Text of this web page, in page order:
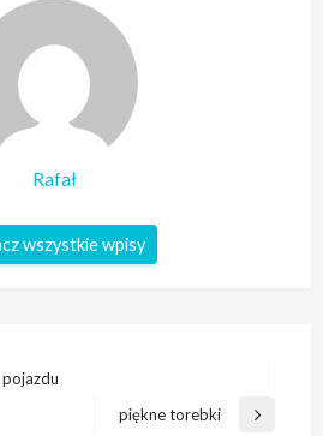
Rafał
wszystkie wpisy
Następny
piękne torebki